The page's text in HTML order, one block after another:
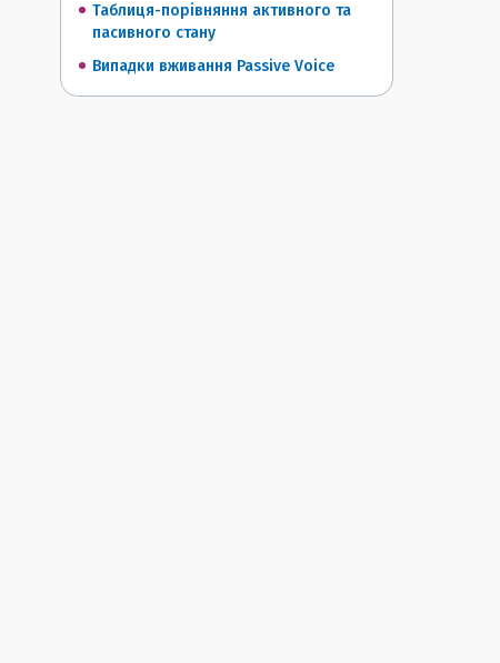
Таблиця-порівняння активного та
пасивного стану
Випадки вживання Passive Voice